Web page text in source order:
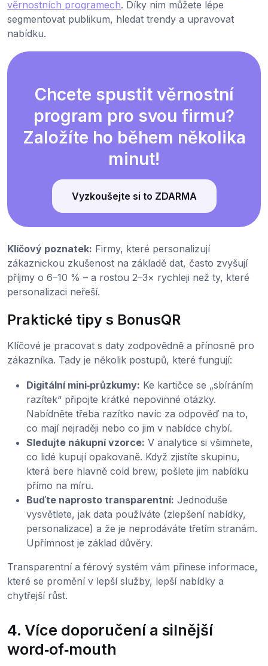
věrnostních programech. Díky nim můžete lépe
segmentovat publikum, hledat trendy a upravovat
nabídku.
Chcete spustit věrnostní
program pro svou firmu?
Založíte ho během několika
minut!
Vyzkoušejte si to ZDARMA
Klíčový poznatek: Firmy, které personalizují
zákaznickou zkušenost na základě dat, často zvyšují
příjmy o 6–10 % – a rostou 2–3× rychleji než ty, které
personalizaci neřeší.
Praktické tipy s BonusQR
Klíčové je pracovat s daty zodpovědně a přínosně pro
zákazníka. Tady je několik postupů, které fungují:
Digitální mini‑průzkumy: Ke kartičce se „sbíráním
razítek“ připojte krátké nepovinné otázky.
Nabídněte třeba razítko navíc za odpověď na to,
co mají nejraději nebo co jim v nabídce chybí.
Sledujte nákupní vzorce: V analytice si všimnete,
co lidé kupují opakovaně. Když zjistíte skupinu,
která bere hlavně cold brew, pošlete jim nabídku
přímo na míru.
Buďte naprosto transparentní: Jednoduše
vysvětlete, jak data používáte (zlepšení nabídky,
personalizace) a že je neprodáváte třetím stranám.
Upřímnost je základ důvěry.
Transparentní a férový systém vám přinese informace,
které se promění v lepší služby, lepší nabídky a
chytřejší růst.
4. Více doporučení a silnější
word‑of‑mouth